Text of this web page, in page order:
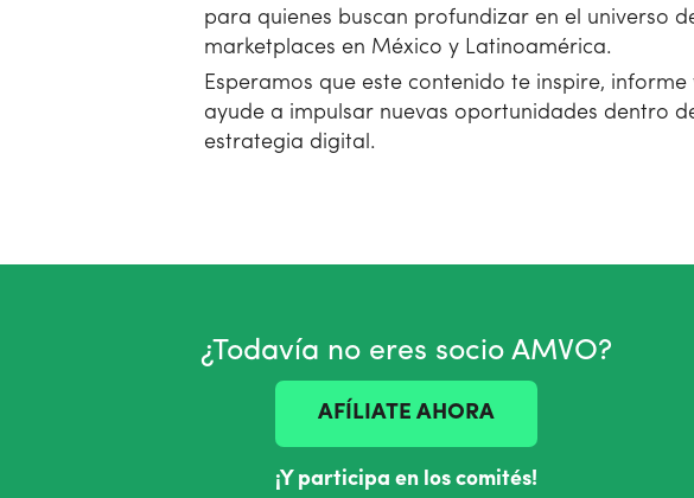
para quienes buscan profundizar en el universo
marketplaces en México y Latinoamérica.
Esperamos que este contenido te inspire, informe
ayude a impulsar nuevas oportunidades dentro
estrategia digital.
¿Todavía no eres socio AMVO?
AFÍLIATE AHORA
¡Y participa en los comités!